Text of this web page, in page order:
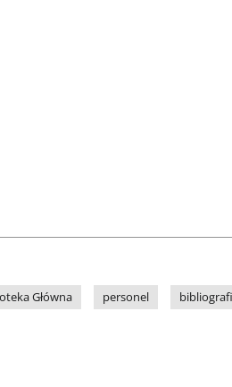
Główna
personel